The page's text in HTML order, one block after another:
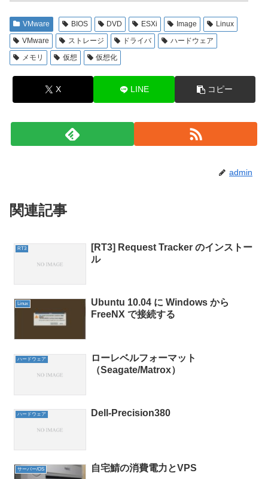
VMware BIOS DVD ESXi Image
Linux
VMware
ストレージ ドライバ
ハードウェア
メモリ
仮想 仮想化
X LINE コピー
admin
関連記事
RT3
[RT3] Request Tracker のインストー
ル
Linux
Ubuntu 10.04 に Windows から
FreeNX で接続する
ハードウェア
ローレベルフォーマット
（Seagate/Matrox）
ハードウェア Dell-Precision380
サーバー/OS 自宅鯖の消費電力とVPS